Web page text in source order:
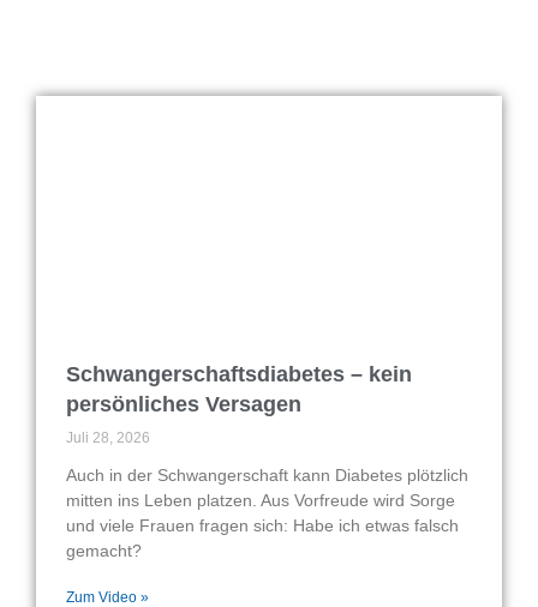
Schwangerschaftsdiabetes – kein
persönliches Versagen
Juli 28, 2026
Auch in der Schwangerschaft kann Diabetes plötzlich
mitten ins Leben platzen. Aus Vorfreude wird Sorge
und viele Frauen fragen sich: Habe ich etwas falsch
gemacht?
Zum Video »